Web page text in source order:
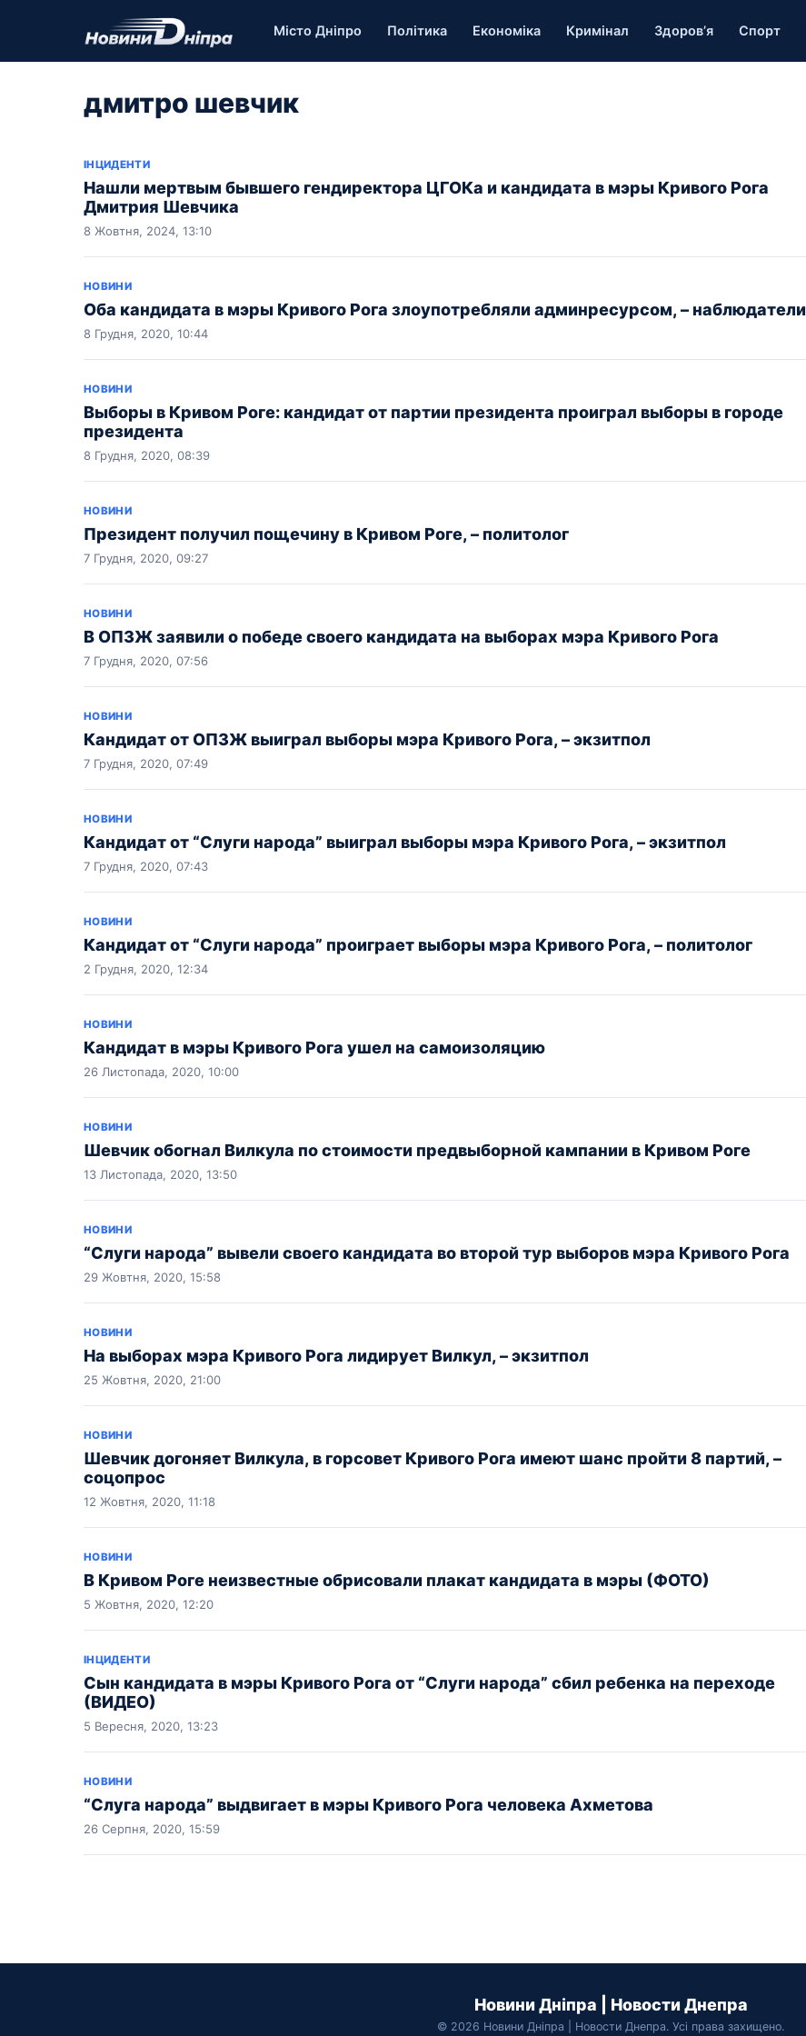
Місто Дніпро Політика Економіка Кримінал Здоров’я Спорт
дмитро шевчик
ІНЦИДЕНТИ
Нашли мертвым бывшего гендиректора ЦГОКа и кандидата в мэры Кривого Рога
Дмитрия Шевчика
8 Жовтня, 2024, 13:10
НОВИНИ
Оба кандидата в мэры Кривого Рога злоупотребляли админресурсом, – наблюдатели
8 Грудня, 2020, 10:44
НОВИНИ
Выборы в Кривом Роге: кандидат от партии президента проиграл выборы в городе
президента
8 Грудня, 2020, 08:39
НОВИНИ
Президент получил пощечину в Кривом Роге, – политолог
7 Грудня, 2020, 09:27
НОВИНИ
В ОПЗЖ заявили о победе своего кандидата на выборах мэра Кривого Рога
7 Грудня, 2020, 07:56
НОВИНИ
Кандидат от ОПЗЖ выиграл выборы мэра Кривого Рога, – экзитпол
7 Грудня, 2020, 07:49
НОВИНИ
Кандидат от “Слуги народа” выиграл выборы мэра Кривого Рога, – экзитпол
7 Грудня, 2020, 07:43
НОВИНИ
Кандидат от “Слуги народа” проиграет выборы мэра Кривого Рога, – политолог
2 Грудня, 2020, 12:34
НОВИНИ
Кандидат в мэры Кривого Рога ушел на самоизоляцию
26 Листопада, 2020, 10:00
НОВИНИ
Шевчик обогнал Вилкула по стоимости предвыборной кампании в Кривом Роге
13 Листопада, 2020, 13:50
НОВИНИ
“Слуги народа” вывели своего кандидата во второй тур выборов мэра Кривого Рога
29 Жовтня, 2020, 15:58
НОВИНИ
На выборах мэра Кривого Рога лидирует Вилкул, – экзитпол
25 Жовтня, 2020, 21:00
НОВИНИ
Шевчик догоняет Вилкула, в горсовет Кривого Рога имеют шанс пройти 8 партий, –
соцопрос
12 Жовтня, 2020, 11:18
НОВИНИ
В Кривом Роге неизвестные обрисовали плакат кандидата в мэры (ФОТО)
5 Жовтня, 2020, 12:20
ІНЦИДЕНТИ
Сын кандидата в мэры Кривого Рога от “Слуги народа” сбил ребенка на переходе
(ВИДЕО)
5 Вересня, 2020, 13:23
НОВИНИ
“Слуга народа” выдвигает в мэры Кривого Рога человека Ахметова
26 Серпня, 2020, 15:59
Новини Дніпра | Новости Днепра
© 2026 Новини Дніпра | Новости Днепра. Усі права захищено.